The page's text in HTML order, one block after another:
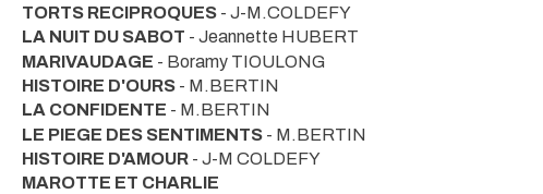
TORTS RECIPROQUES - J-M.COLDEFY
LA NUIT DU SABOT - Jeannette HUBERT
MARIVAUDAGE - Boramy TIOULONG
HISTOIRE D'OURS - M.BERTIN
LA CONFIDENTE - M.BERTIN
LE PIEGE DES SENTIMENTS - M.BERTIN
HISTOIRE D'AMOUR - J-M COLDEFY
MAROTTE ET CHARLIE